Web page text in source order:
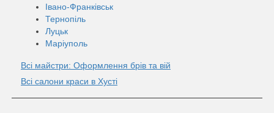
Івано-Франківськ
Тернопіль
Луцьк
Маріуполь
Всі майстри: Оформлення брів та вій
Всі салони краси в Хусті